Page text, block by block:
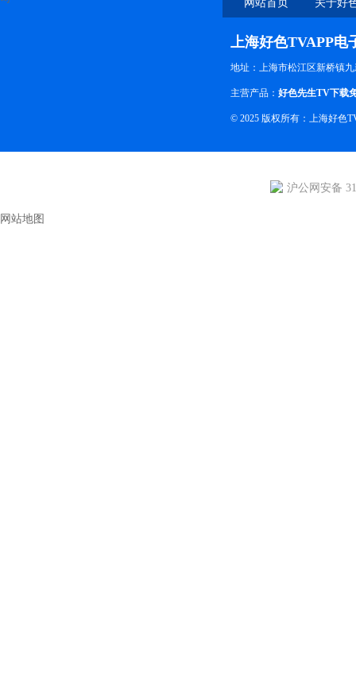
网站首页 关于好
上海好色TVAPP电
地址：上海市松江区新桥镇
主营产品： 好色先生TV下载
© 2025 版权所有：上海好
沪公网安备
网站地图